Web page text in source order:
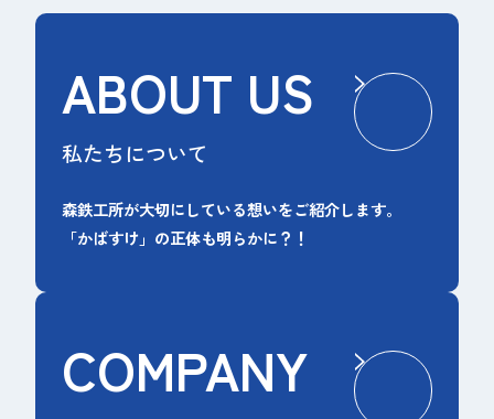
ABOUT US
私たちについて
森鉄工所が大切にしている想いをご紹介します。
「かばすけ」の正体も明らかに？！
COMPANY